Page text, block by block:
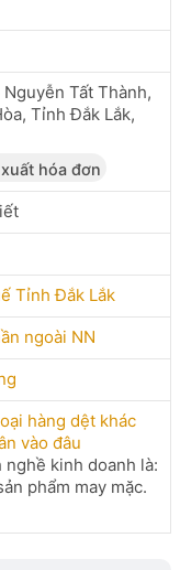
Tất Thành,
Tỉnh Đắk Lắk,
hóa đơn
Tỉnh Đắk Lắk
ngoài NN
hàng dệt khác
vào đâu
nghề kinh doanh là:
phẩm may mặc.